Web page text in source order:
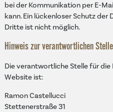
bei der Kommunikation per E-
kann. Ein lückenloser Schutz
Dritte ist nicht möglich.
Hinweis zur verantwortlichen Stelle
Die verantwortliche Stelle für
Website ist:
Ramon Castellucci
Stettenerstraße 31